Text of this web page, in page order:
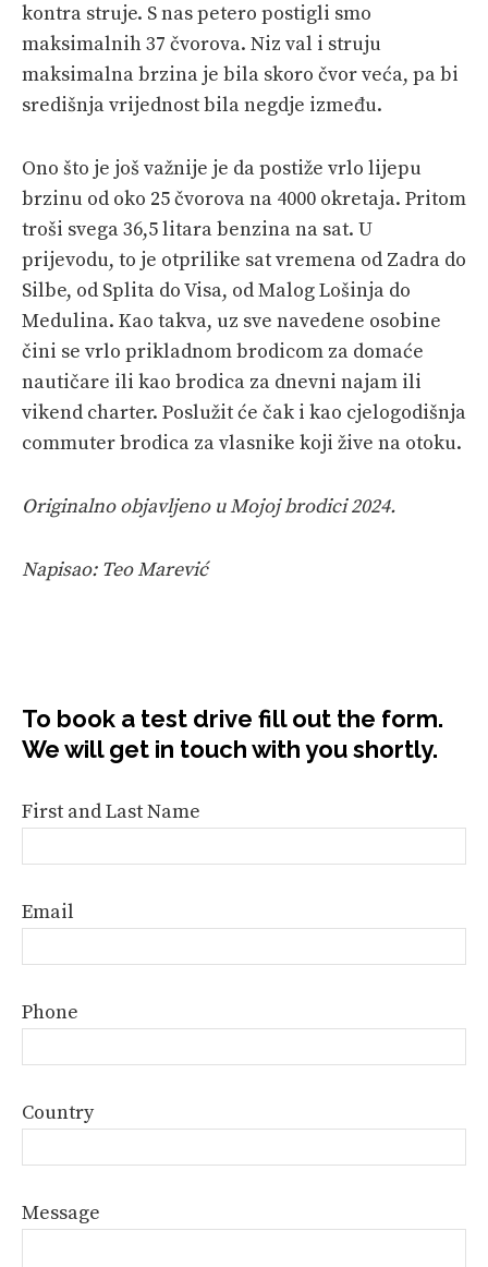
kontra struje. S nas petero postigli smo
maksimalnih 37 čvorova. Niz val i struju
maksimalna brzina je bila skoro čvor veća, pa bi
središnja vrijednost bila negdje između.
Ono što je još važnije je da postiže vrlo lijepu
brzinu od oko 25 čvorova na 4000 okretaja. Pritom
troši svega 36,5 litara benzina na sat. U
prijevodu, to je otprilike sat vremena od Zadra do
Silbe, od Splita do Visa, od Malog Lošinja do
Medulina. Kao takva, uz sve navedene osobine
čini se vrlo prikladnom brodicom za domaće
nautičare ili kao brodica za dnevni najam ili
vikend charter. Poslužit će čak i kao cjelogodišnja
commuter brodica za vlasnike koji žive na otoku.
Originalno objavljeno u Mojoj brodici 2024.
Napisao: Teo Marević
To book a test drive fill out the form.
We will get in touch with you shortly.
First and Last Name
Email
Phone
Country
Message